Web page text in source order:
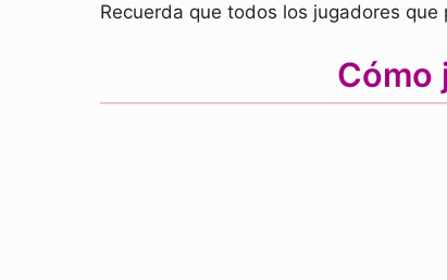
Recuerda que todos los jugadores
Cómo